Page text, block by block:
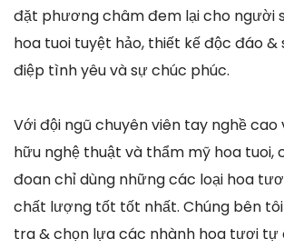
đặt phương châm đem lại cho người
hoa tuoi tuyệt hảo, thiết kế độc đáo
điệp tình yêu và sự chúc phúc.
Với đội ngũ chuyên viên tay nghề cao
hữu nghệ thuật và thẩm mỹ hoa tuoi,
đoan chỉ dùng những các loại hoa
chất lượng tốt tốt nhất. Chúng bên
tra & chọn lựa các nhành hoa tươi tự